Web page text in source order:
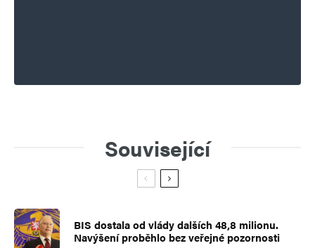
Související
BIS dostala od vlády dalších 48,8 milionu.
Navýšení proběhlo bez veřejné pozornosti